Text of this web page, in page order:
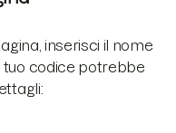
inserisci il nome
tuo codice potrebbe